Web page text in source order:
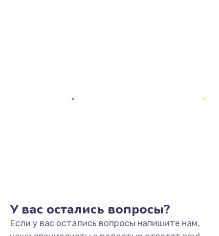
У вас остались вопросы?
Если у вас остались вопросы напишите нам,